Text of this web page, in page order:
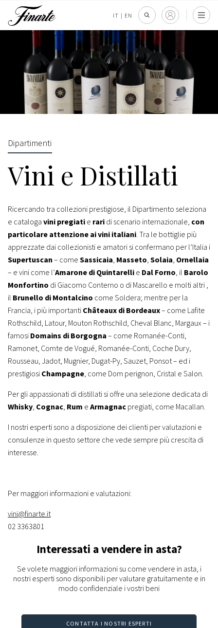
IT | EN
Dipartimenti
Vini e Distillati
Ricercando tra collezioni prestigiose, il Dipartimento seleziona
e cataloga vini pregiati e rari di scenario internazionale, con
particolare attenzione ai vini italiani. Tra le bottiglie più
apprezzate dai collezionisti e amatori si confermano per l’Italia i
Supertuscan – come Sassicaia, Masseto, Solaia, Ornellaia
– e vini come l’Amarone di Quintarelli e Dal Forno, il Barolo
Monfortino di Giacomo Conterno o di Mascarello e molti altri ,
il Brunello di Montalcino come Soldera; mentre per la
Francia, i più importanti Châteaux di Bordeaux– come Lafite
Rothschild, Latour, Mouton Rothschild, Cheval Blanc, Margaux – i
famosi Domains di Borgogna – come Romanée-Conti,
Ramonet, Comte de Vogué, Romanée-Conti, Coche Dury,
Rousseau, Jadot, Mugnier, Dugat-Py, Sauzet, Ponsot – ed i
prestigiosi Champagne, come Dom perignon, Cristal e Salon.
Per gli appassionati di distillati si offre una selezione dedicata di
Whisky, Cognac, Rum e Armagnac pregiati, come Macallan.
I nostri esperti sono a disposizione dei clienti per valutazioni e
consulenze in questo settore che vede sempre più crescita di
interesse.
Per maggiori informazioni e valutazioni:
vini@finarte.it
02 3363801
Interessati a vendere in asta?
Se volete maggiori informazioni su come vendere in asta, i
nostri esperti sono disponibili per valutare gratuitamente e in
modo confidenziale i vostri beni
CONTATTA I NOSTRI ESPERTI